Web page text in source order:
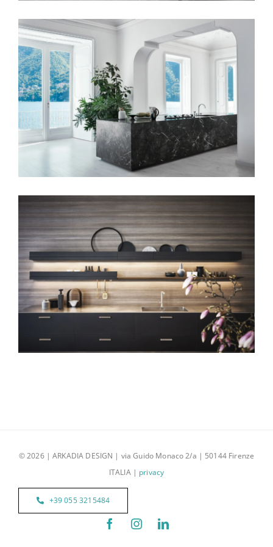
Contatti
Eng Cesar Maxima
Cesar New Elle
© 2026 | ARKADIA DESIGN | via Guido Monaco 2/a | 50144 Firenze
ITALIA | privacy
+39 055 3215484